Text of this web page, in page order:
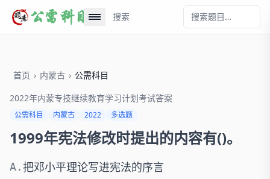
搜索
首页 › 内蒙古 › 公需科目
2022年内蒙专技继续教育学习计划考试答案
公需科目 内蒙古 2022 多选题
1999年宪法修改时提出的内容有()。
A.把邓小平理论写进宪法的序言